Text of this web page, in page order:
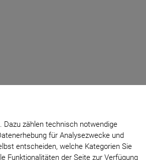
Dazu zählen technisch notwendige
für Analysezwecke und
entscheiden, welche Kategorien Sie
Funktionalitäten der Seite zur Verfügung